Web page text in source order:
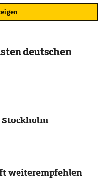
deutschen
weiterempfehlen